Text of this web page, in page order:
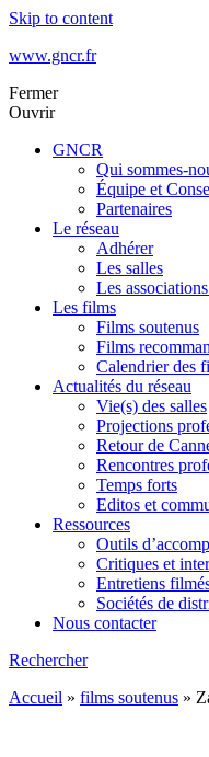
Skip to content
www.gncr.fr
Fermer
Ouvrir
GNCR
Qui sommes-
Équipe et
Partenaires
Le réseau
Adhérer
Les salles
Les
Les films
Films soutenus
Films
Calendrier des
Actualités du réseau
Vie(s) des salles
Projections
Retour de
Rencontres
Temps forts
Editos et
Ressources
Outils
Critiques et
Entretiens
Sociétés de
Nous contacter
Rechercher
Accueil » films soutenus »